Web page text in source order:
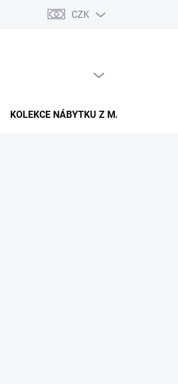
údajů Pojištění zásilky
CZK
KOLEKCE NÁBYTKU Z MASIVU